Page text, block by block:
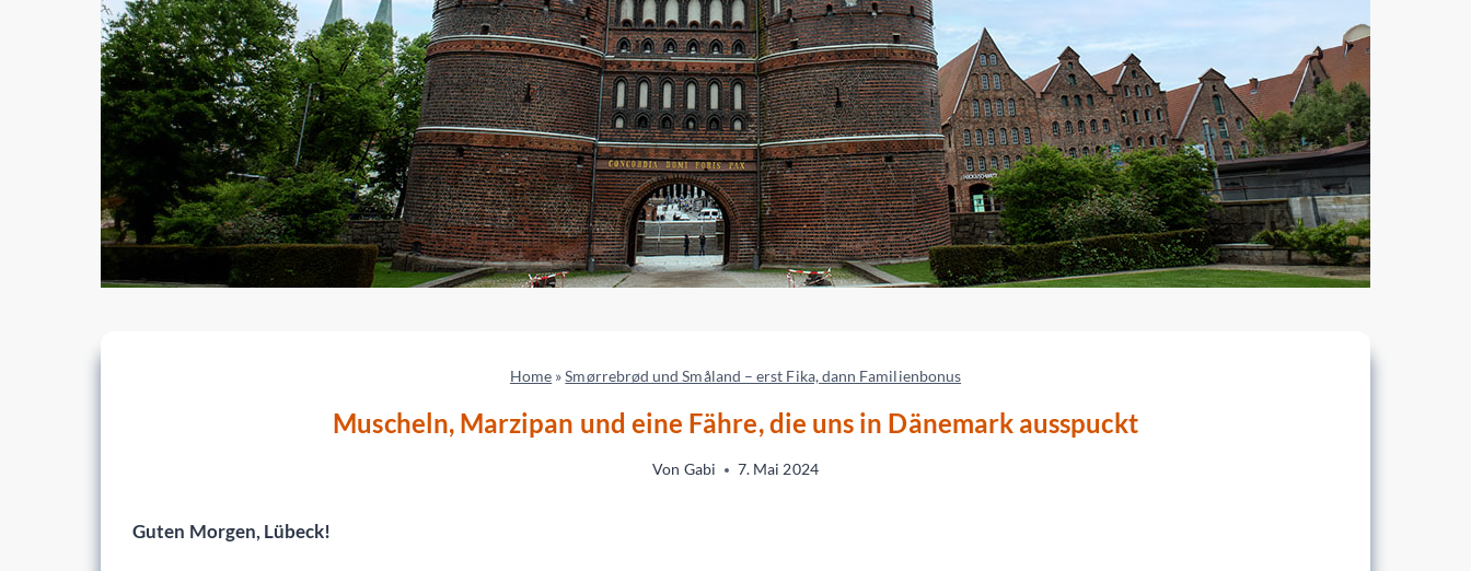
Home »Smørrebrød und Småland – erst Fika, dann Familienbonus
Muscheln, Marzipan und eine Fähre, die uns in Dänemark ausspuckt
Von Gabi 7. Mai 2024
Guten Morgen, Lübeck!